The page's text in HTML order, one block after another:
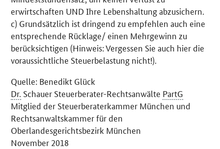
erwirtschaften UND Ihre Lebenshaltung abzusichern.
c) Grundsätzlich ist dringend zu empfehlen auch eine
entsprechende Rücklage/ einen Mehrgewinn zu
berücksichtigen (Hinweis: Vergessen Sie auch hier die
voraussichtliche Steuerbelastung nicht!).
Quelle: Benedikt Glück
Dr. Schauer Steuerberater-Rechtsanwälte PartG
Mitglied der Steuerberaterkammer München und
Rechtsanwaltskammer für den
Oberlandesgerichtsbezirk München
November 2018